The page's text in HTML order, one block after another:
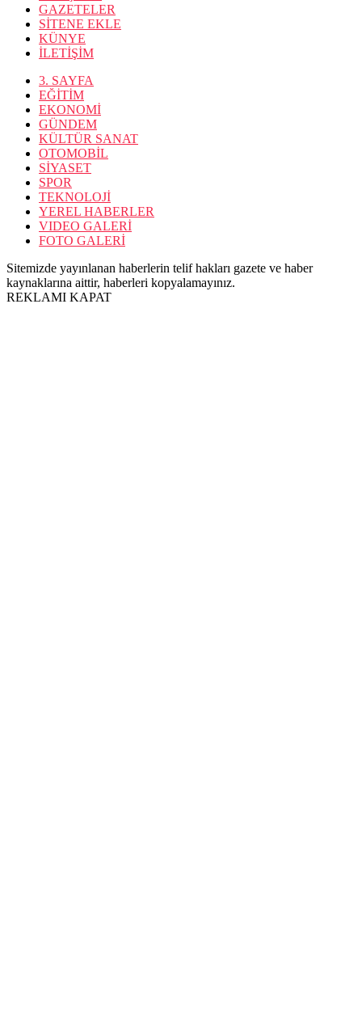
GAZETELER
SİTENE EKLE
KÜNYE
İLETİŞİM
3. SAYFA
EĞİTİM
EKONOMİ
GÜNDEM
KÜLTÜR SANAT
OTOMOBİL
SİYASET
SPOR
TEKNOLOJİ
YEREL HABERLER
VIDEO GALERİ
FOTO GALERİ
Sitemizde yayınlanan haberlerin telif hakları gazete ve haber
kaynaklarına aittir, haberleri kopyalamayınız.
REKLAMI KAPAT